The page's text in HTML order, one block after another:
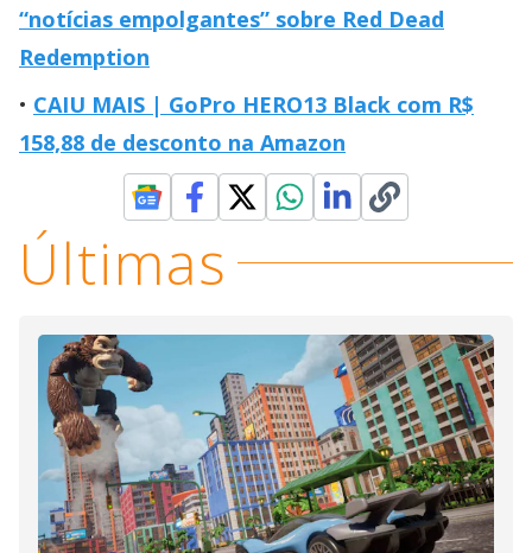
“notícias empolgantes” sobre Red Dead
Redemption
CAIU MAIS | GoPro HERO13 Black com R$
158,88 de desconto na Amazon
Últimas